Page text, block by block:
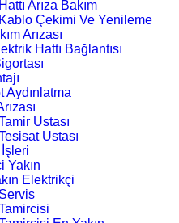
Arıza Bakım
Çekimi Ve Yenileme
Arızası
Hattı Bağlantısı
Aydınlatma
Ustası
Ustası
Yakın
Elektrikçi